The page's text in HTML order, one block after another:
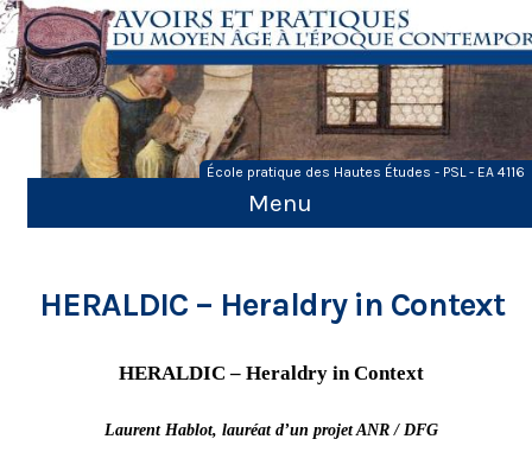
Skip
to
content
École pratique des Hautes Études - PSL - EA 4116
Menu
HERALDIC – Heraldry in Context
HERALDIC – Heraldry in Context
Laurent Hablot, lauréat d’un projet ANR / DFG